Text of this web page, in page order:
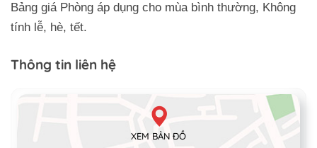
Bảng giá Phòng áp dụng cho mùa bình thường, Không
tính lễ, hè, tết.
Thông tin liên hệ
XEM BẢN ĐỒ